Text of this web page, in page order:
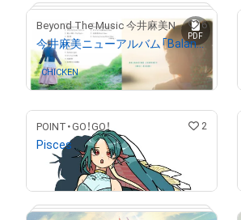
# 1/100
PDF
Beyond The Music 今井麻美NFTストア 6
今井麻美ニューアルバム「Balancing Journey」のCDデジタルブックレットNFT（Blu-ray付き盤）
CHICKENさんが保有中
POINT・GO！GO！ 2
Pisces
4,000